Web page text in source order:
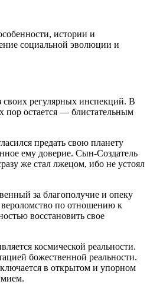
истории и
социальной эволюции и
регулярных инспекций. В
пор остается — блистательным
предать свою планету
ему доверие. Сын-Создатель
же стал лжецом, ибо не устоял
за благополучие и опеку
по отношению к
восстановить свое
космической реальности.
божественной реальности.
в открытом и упорном